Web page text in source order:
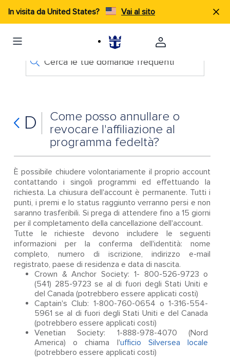
In visita da United States? Vai al sito
Cerca le tue domande frequenti
D
Come posso annullare o
revocare l'affiliazione al
programma fedeltà?
È possibile chiudere volontariamente il proprio account
contattando i singoli programmi ed effettuando la
richiesta. La chiusura dell'account è permanente. Tutti i
punti, i premi e lo status raggiunto verranno persi e non
saranno trasferibili. Si prega di attendere fino a 15 giorni
per il completamento della cancellazione dell'account.
Tutte le richieste devono includere le seguenti
informazioni per la conferma dell'identità: nome
completo, numero di iscrizione, indirizzo e-mail
registrato, paese di residenza e data di nascita.
Crown & Anchor Society: 1- 800-526-9723 o
(541) 285-9723 se al di fuori degli Stati Uniti e
del Canada (potrebbero essere applicati costi)
Captain's Club: 1-800-760-0654 o 1-316-554-
5961 se al di fuori degli Stati Uniti e del Canada
(potrebbero essere applicati costi)
Venetian Society: 1-888-978-4070 (Nord
America) o chiama l'ufficio Silversea locale
(potrebbero essere applicati costi)